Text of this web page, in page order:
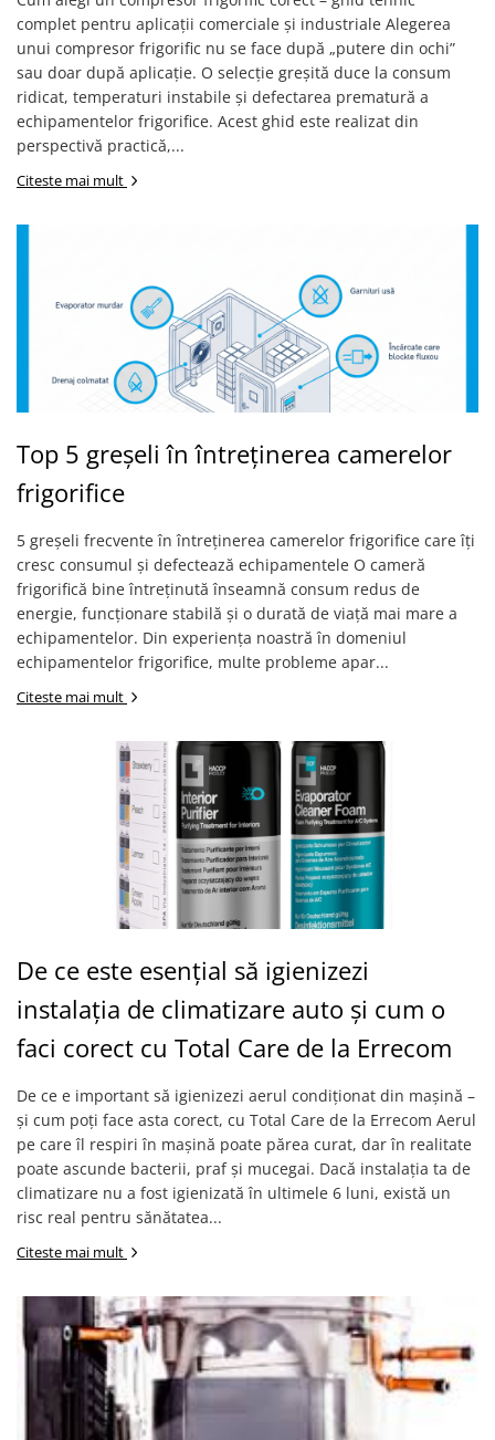
complet pentru aplicații comerciale și industriale Alegerea
unui compresor frigorific nu se face după „putere din ochi”
sau doar după aplicație. O selecție greșită duce la consum
ridicat, temperaturi instabile și defectarea prematură a
echipamentelor frigorifice. Acest ghid este realizat din
perspectivă practică,...
Citeste mai mult
Top 5 greșeli în întreținerea camerelor
frigorifice
5 greșeli frecvente în întreținerea camerelor frigorifice care îți
cresc consumul și defectează echipamentele O cameră
frigorifică bine întreținută înseamnă consum redus de
energie, funcționare stabilă și o durată de viață mai mare a
echipamentelor. Din experiența noastră în domeniul
echipamentelor frigorifice, multe probleme apar...
Citeste mai mult
De ce este esențial să igienizezi
instalația de climatizare auto și cum o
faci corect cu Total Care de la Errecom
De ce e important să igienizezi aerul condiționat din mașină –
și cum poți face asta corect, cu Total Care de la Errecom Aerul
pe care îl respiri în mașină poate părea curat, dar în realitate
poate ascunde bacterii, praf și mucegai. Dacă instalația ta de
climatizare nu a fost igienizată în ultimele 6 luni, există un
risc real pentru sănătatea...
Citeste mai mult